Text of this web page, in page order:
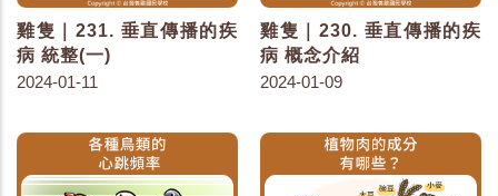
雞隻｜231. 垂直傳播的疾
病 統整(一)
2024-01-11
雞隻｜230. 垂直傳播的疾
病 概念介紹
2024-01-09